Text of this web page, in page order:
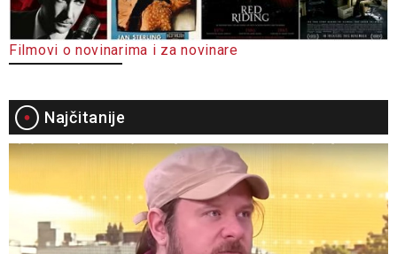
Filmovi o novinarima i za novinare
Najčitanije